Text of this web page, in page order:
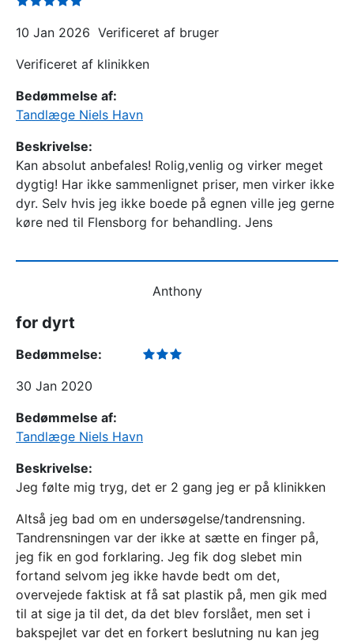
10 Jan 2026 Verificeret af bruger
Verificeret af klinikken
Bedømmelse af:
Tandlæge Niels Havn
Beskrivelse:
Kan absolut anbefales! Rolig,venlig og virker meget
dygtig! Har ikke sammenlignet priser, men virker ikke
dyr. Selv hvis jeg ikke boede på egnen ville jeg gerne
køre ned til Flensborg for behandling. Jens
Anthony
for dyrt
Bedømmelse:
30 Jan 2020
Bedømmelse af:
Tandlæge Niels Havn
Beskrivelse:
Jeg følte mig tryg, det er 2 gang jeg er på klinikken
Altså jeg bad om en undersøgelse/tandrensning.
Tandrensningen var der ikke at sætte en finger på,
jeg fik en god forklaring. Jeg fik dog slebet min
fortand selvom jeg ikke havde bedt om det,
overvejede faktisk at få sat plastik på, men gik med
til at sige ja til det, da det blev forslået, men set i
bakspejlet var det en forkert beslutning nu kan jeg